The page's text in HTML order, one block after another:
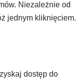
Niezależnie od
jednym kliknięciem.
dostęp do